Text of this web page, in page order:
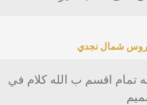
شمال نجدي
تمام اقسم ب الله كلام في